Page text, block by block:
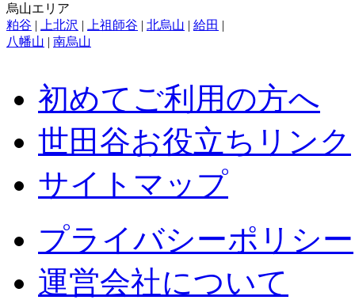
烏山エリア
粕谷 | 上北沢 | 上祖師谷 | 北烏山 | 給田 |
八幡山 | 南烏山
初めてご利用の方へ
世田谷お役立ちリンク
サイトマップ
プライバシーポリシー
運営会社について